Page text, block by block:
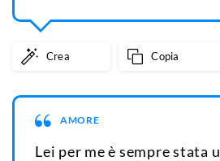
Crea Copia
AMORE
Lei per me è sempre stata